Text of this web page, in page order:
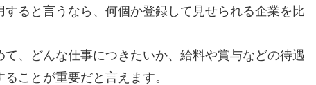
ると言うなら、何個か登録して見せられる企業を比
、どんな仕事につきたいか、給料や賞与などの待遇
ことが重要だと言えます。